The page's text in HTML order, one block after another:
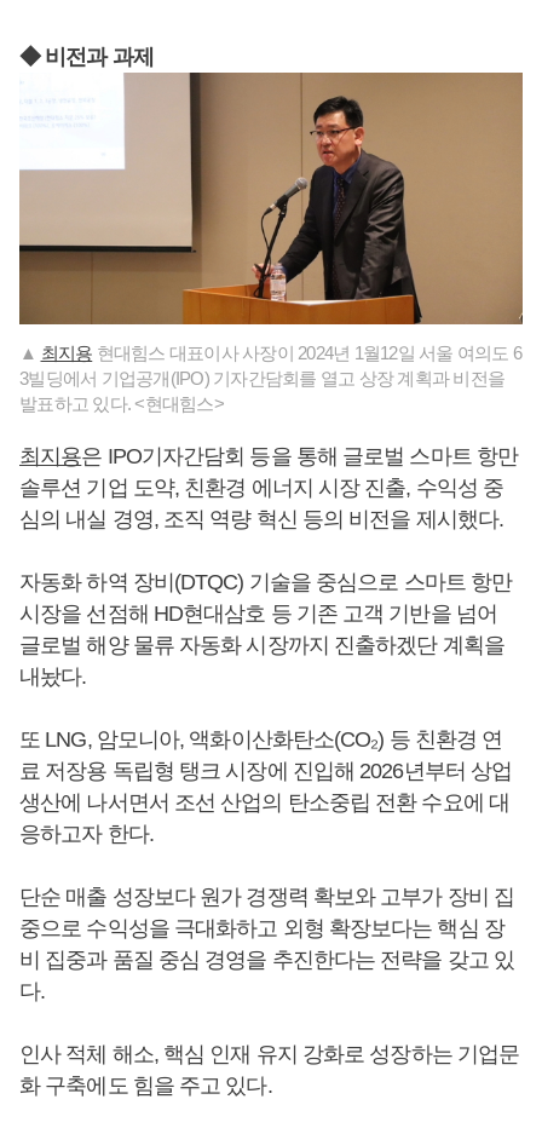
◆ 비전과 과제
▲ 최지용 현대힘스 대표이사 사장이 2024년 1월12일 서울 여의도 6
3빌딩에서 기업공개(IPO) 기자간담회를 열고 상장 계획과 비전을
발표하고 있다. <현대힘스>
최지용은 IPO기자간담회 등을 통해 글로벌 스마트 항만
솔루션 기업 도약, 친환경 에너지 시장 진출, 수익성 중
심의 내실 경영, 조직 역량 혁신 등의 비전을 제시했다.
자동화 하역 장비(DTQC) 기술을 중심으로 스마트 항만
시장을 선점해 HD현대삼호 등 기존 고객 기반을 넘어
글로벌 해양 물류 자동화 시장까지 진출하겠단 계획을
내놨다.
또 LNG, 암모니아, 액화이산화탄소(CO₂) 등 친환경 연
료 저장용 독립형 탱크 시장에 진입해 2026년부터 상업
생산에 나서면서 조선 산업의 탄소중립 전환 수요에 대
응하고자 한다.
단순 매출 성장보다 원가 경쟁력 확보와 고부가 장비 집
중으로 수익성을 극대화하고 외형 확장보다는 핵심 장
비 집중과 품질 중심 경영을 추진한다는 전략을 갖고 있
다.
인사 적체 해소, 핵심 인재 유지 강화로 성장하는 기업문
화 구축에도 힘을 주고 있다.